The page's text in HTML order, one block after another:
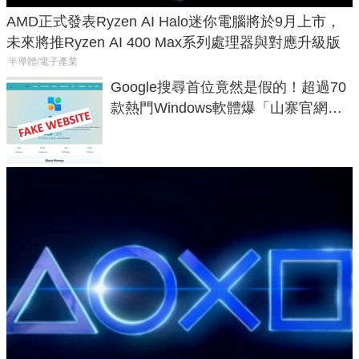
AMD正式發表Ryzen AI Halo迷你電腦將於9月上市，
未來將推Ryzen AI 400 Max系列處理器與對應升級版
半導體/電子產業
Google搜尋首位竟然是假的！超過70
款熱門Windows軟體爆「山寨官網」